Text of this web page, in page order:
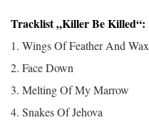
Tracklist „Killer Be Killed“:
1. Wings Of Feather And Wax
2. Face Down
3. Melting Of My Marrow
4. Snakes Of Jehova